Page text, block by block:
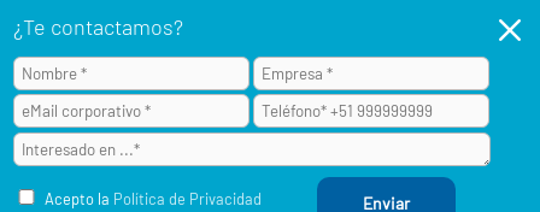
¿Te contactamos?
Acepto la Política de Privacidad
M